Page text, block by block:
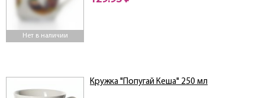
Нет в наличии
Кружка "Попугай Кеша" 250 мл